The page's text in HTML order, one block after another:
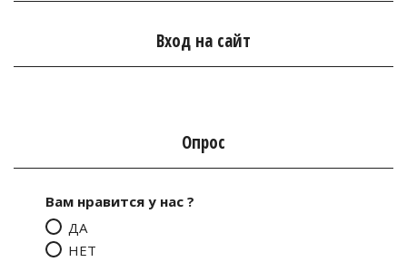
Вход на сайт
Опрос
Вам нравится у нас ?
ДА
НЕТ